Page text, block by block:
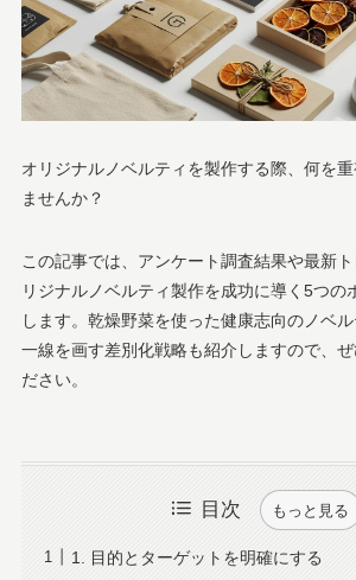
オリジナルノベルティを製作する際、何を
ませんか？
この記事では、アンケート調査結果や最新
リジナルノベルティ製作を成功に導く5つの
します。乾燥野菜を使った健康志向のノベ
一線を画す差別化戦略も紹介しますので、ぜ
ださい。
目次 もっと見る
1. 目的とターゲットを明確にする